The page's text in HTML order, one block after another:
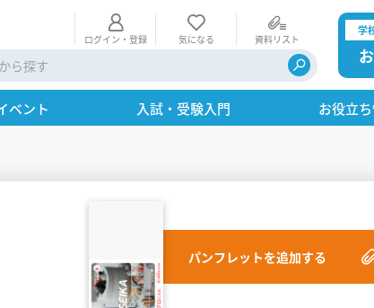
ログイン・登録 気になる 資料リスト
学
ベント 入試・受験入門 お役立
パンフレットを追加する